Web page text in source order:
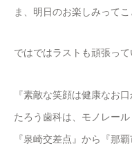
ま、明日のお楽しみってこ
ではではラストも頑張って
『素敵な笑顔は健康なお口
たろう歯科は、モノレー
『泉崎交差点』から『那